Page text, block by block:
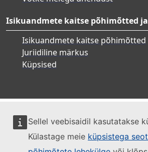
Sellel veebisaidil kasutatakse
Külastage meie küpsistega
Isikuandmete kaitse põhimõtted
Isikuandmete kaitse põhimõtted
Juriidiline märkus
Küpsised